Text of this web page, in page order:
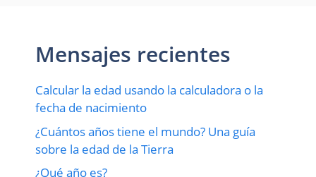
Mensajes recientes
Calcular la edad usando la calculadora o la
fecha de nacimiento
¿Cuántos años tiene el mundo? Una guía
sobre la edad de la Tierra
¿Qué año es?